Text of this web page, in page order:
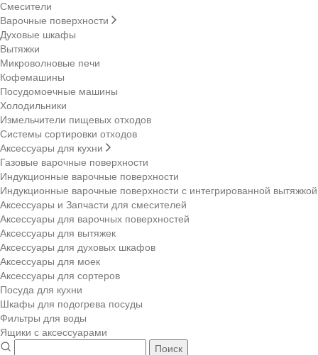
Смесители
Варочные поверхности
Духовые шкафы
Вытяжки
Микроволновые печи
Кофемашины
Посудомоечные машины
Холодильники
Измельчители пищевых отходов
Системы сортировки отходов
Аксессуары для кухни
Газовые варочные поверхности
Индукционные варочные поверхности
Индукционные варочные поверхности с интегрированной вытяжкой
Аксессуары и Запчасти для смесителей
Аксессуары для варочных поверхностей
Аксессуары для вытяжек
Аксессуары для духовых шкафов
Аксессуары для моек
Аксессуары для сортеров
Посуда для кухни
Шкафы для подогрева посуды
Фильтры для воды
Ящики с аксессуарами
Поиск